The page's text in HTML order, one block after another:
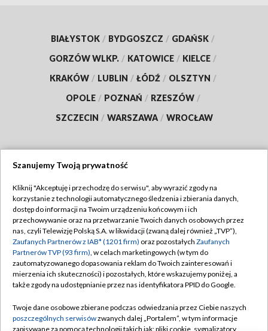
BIAŁYSTOK / BYDGOSZCZ / GDAŃSK /
GORZÓW WLKP. / KATOWICE / KIELCE /
KRAKÓW / LUBLIN / ŁÓDŹ / OLSZTYN /
OPOLE / POZNAŃ / RZESZÓW /
SZCZECIN / WARSZAWA / WROCŁAW
TVP
Abonament TVP
Emisja w TVP
Centrum informacji TVP
Naziemna Telewizja Cyfrowa
Rada Programowa
Regulamin TVP
Polityka prywatności
Moje zgody
Pomoc
Kontakt
Szanujemy Twoją prywatność
Kliknij "Akceptuję i przechodzę do serwisu", aby wyrazić zgody na
korzystanie z technologii automatycznego śledzenia i zbierania danych,
dostęp do informacji na Twoim urządzeniu końcowym i ich
przechowywanie oraz na przetwarzanie Twoich danych osobowych przez
nas, czyli Telewizję Polską S.A. w likwidacji (zwaną dalej również „TVP”),
Zaufanych Partnerów z IAB* (1201 firm) oraz pozostałych Zaufanych
Partnerów TVP (93 firm), w celach marketingowych (w tym do
zautomatyzowanego dopasowania reklam do Twoich zainteresowań i
mierzenia ich skuteczności) i pozostałych, które wskazujemy poniżej, a
także zgody na udostępnianie przez nas identyfikatora PPID do Google.
Twoje dane osobowe zbierane podczas odwiedzania przez Ciebie naszych
poszczególnych serwisówzwanych dalej „Portalem”, w tym informacje
zapisywane za pomocą technologii takich jak: pliki cookie, sygnalizatory